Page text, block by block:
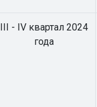
III - IV квартал 2024
года